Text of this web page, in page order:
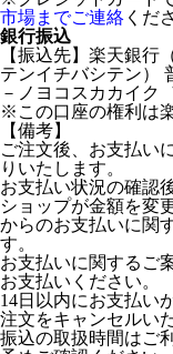
市場までご連絡 くだ
銀行振込
【振込先】楽天銀行
テンイチバシテン）
－ノヨコスカカイク
※この口座の権利は
【備考】
ご注文後、お支払い
りいたします。
お支払い状況の確認
ショップが金額を変
からのお支払いに関
す。
お支払いに関するご
お支払いください。
14日以内にお支払い
注文をキャンセルい
振込の取扱時間はご